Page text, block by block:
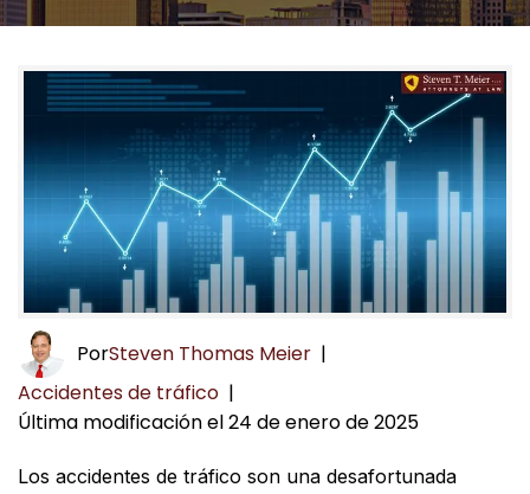
PorSteven Thomas Meier |
Accidentes de tráfico |
Última modificación el 24 de enero de 2025
Los accidentes de tráfico son una desafortunada